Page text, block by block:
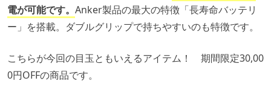
電が可能です。 Anker製品の最大の特徴「長寿命バッテリ
ー」を搭載。ダブルグリップで持ちやすいのも特徴です。
こちらが今回の目玉ともいえるアイテム！ 期間限定30,00
0円OFFの商品です。